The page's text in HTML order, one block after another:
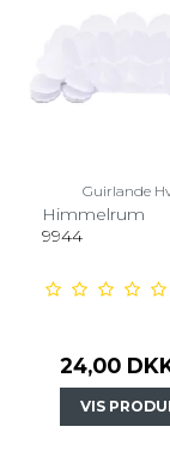
Guirlande
Himmelrum
9944
24,00
VIS